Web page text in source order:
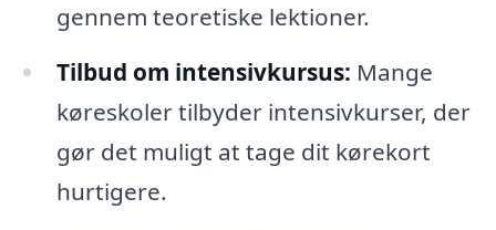
gennem teoretiske lektioner.
Tilbud om intensivkursus: Mange
køreskoler tilbyder intensivkurser, der
gør det muligt at tage dit kørekort
hurtigere.